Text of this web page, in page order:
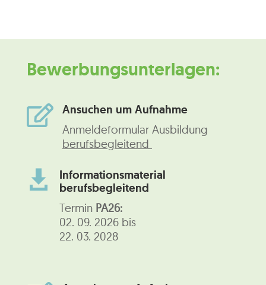
Bewerbungsunterlagen:
 Ansuchen um Aufnahme
Anmeldeformular Ausbildung
berufsbegleitend

Informationsmaterial
berufsbegleitend
Termin PA26:
02. 09. 2026 bis
22. 03. 2028